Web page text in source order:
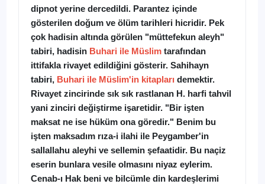
dipnot yerine dercedildi. Parantez içinde
gösterilen doğum ve ölüm tarihleri hicridir. Pek
çok hadisin altında görülen "müttefekun aleyh"
tabiri, hadisin Buhari ile Müslim tarafından
ittifakla rivayet edildiğini gösterir. Sahihayn
tabiri, Buhari ile Müslim'in kitapları demektir.
Rivayet zincirinde sık sık rastlanan H. harfi tahvil
yani zinciri değiştirme işaretidir. "Bir işten
maksat ne ise hüküm ona göredir." Benim bu
işten maksadım rıza-i ilahi ile Peygamber'in
sallallahu aleyhi ve sellemin şefaatidir. Bu naçiz
eserin bunlara vesile olmasını niyaz eylerim.
Cenab-ı Hak beni ve bilcümle din kardeşlerimi